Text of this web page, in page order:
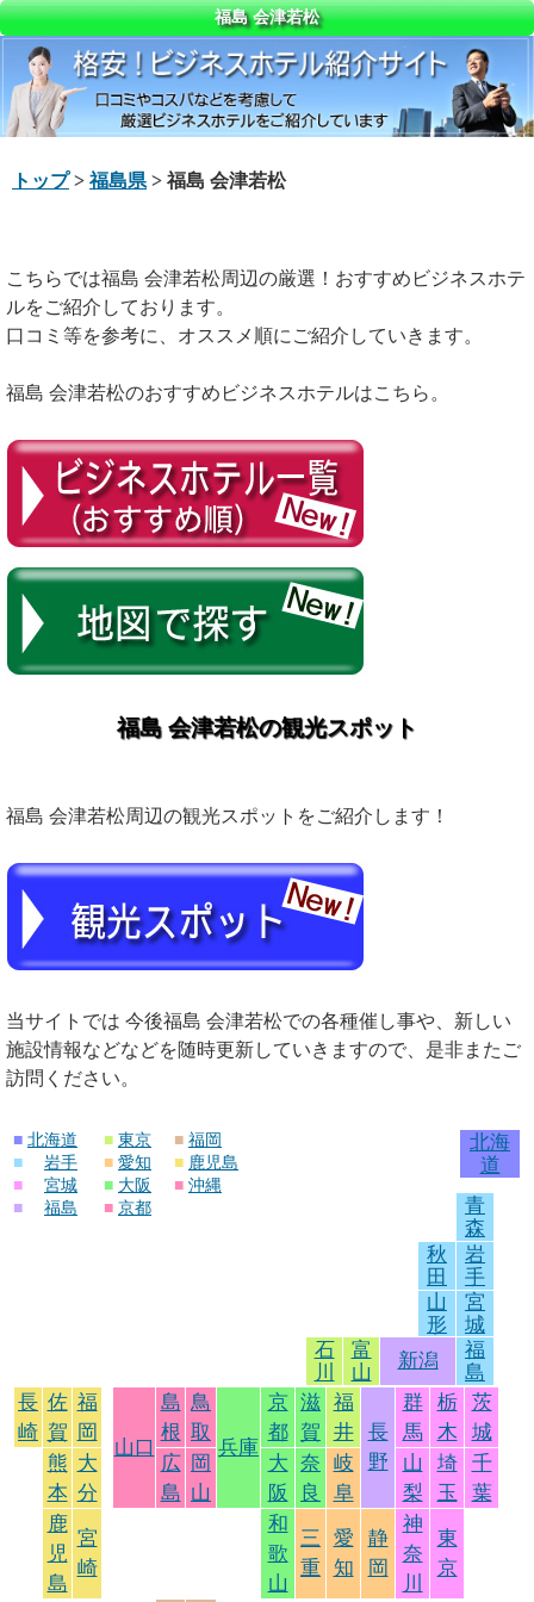
福島 会津若松
トップ>福島県 > 福島 会津若松
こちらでは福島 会津若松周辺の厳選！おすすめビジネスホテ
ルをご紹介しております。
口コミ等を参考に、オススメ順にご紹介していきます。
福島 会津若松のおすすめビジネスホテルはこちら。
福島 会津若松の観光スポット
福島 会津若松周辺の観光スポットをご紹介します！
当サイトでは 今後福島 会津若松での各種催し事や、新しい
施設情報などなどを随時更新していきますので、是非またご
訪問ください。
■ 北海道
■
岩手
■
宮城
■
福島
■ 東京
■ 愛知
■ 大阪
■ 京都
■ 福岡
■ 鹿児島
■ 沖縄
北海
道
青
森
秋
田
岩
手
山
形
宮
城
石
川
富
山
新潟
福
島
長
崎
佐
賀
福
岡
山口
島
根
鳥
取
兵庫
京
都
滋
賀
福
井
長
野
群
馬
栃
木
茨
城
熊
本
大
分
広
島
岡
山
大
阪
奈
良
岐
阜
山
梨
埼
玉
千
葉
鹿
児
島
宮
崎
和
歌
山
三
重
愛
知
静
岡
神
奈
川
東
京